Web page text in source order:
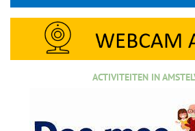
ACTIVITEITEN IN